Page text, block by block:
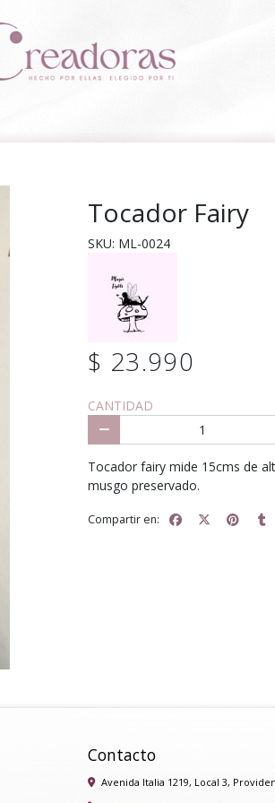
Tocador Fairy
SKU: ML-0024
$ 23.990
CANTIDAD
Tocador fairy mide 15cms de
musgo preservado.
Compartir en:
Contacto
Avenida Italia 1219, Local 3,